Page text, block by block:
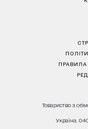
Товариство з
Україна,